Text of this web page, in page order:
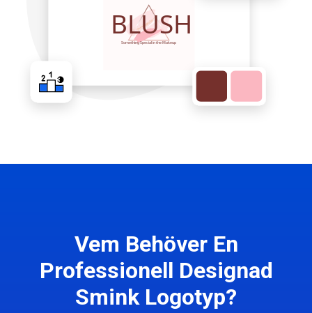
Vem Behöver En
Professionell Designad
Smink Logotyp?